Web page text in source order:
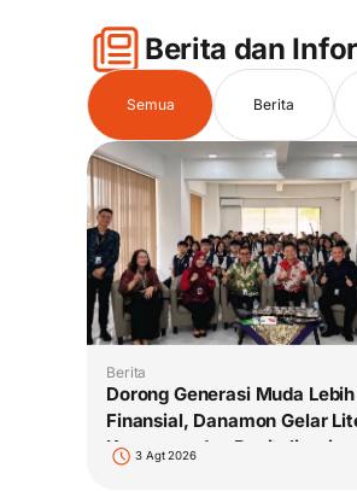
Berita dan
Semua Berita
Berita
Dorong Generasi Muda
Finansial, Danamon Gelar
Keuangan dan Revitalisasi
3 Agt 2026